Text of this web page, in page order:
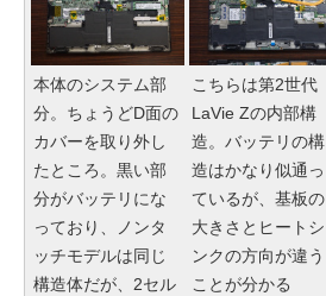
本体のシステム部
分。ちょうどD面の
カバーを取り外し
たところ。黒い部
分がバッテリにな
っており、ノンタ
ッチモデルは同じ
構造体だが、2セル
こちらは第2世代
LaVie Zの内部構
造。バッテリの構
造はかなり似通っ
ているが、基板の
大きさとヒートシ
ンクの方向が違う
ことが分かる